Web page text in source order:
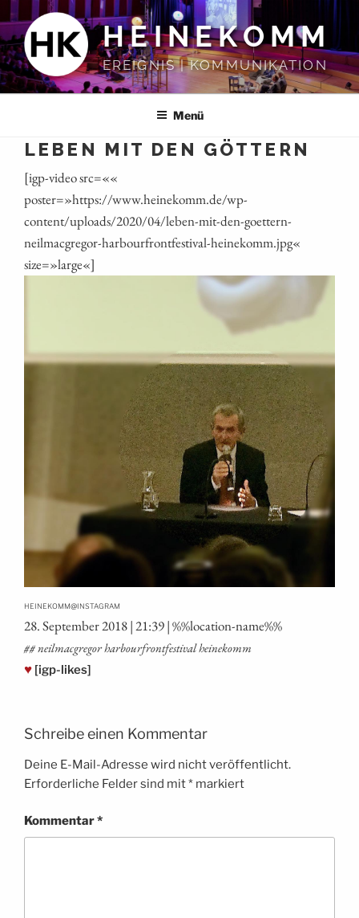
Inhalt
springen
HEINEKOMM
EREIGNIS | KOMMUNIKATION
Menü
LEBEN MIT DEN GÖTTERN
[igp-video src=««
poster=»https://www.heinekomm.de/wp-
content/uploads/2020/04/leben-mit-den-goettern-
neilmacgregor-harbourfrontfestival-heinekomm.jpg«
size=»large«]
HEINEKOMM@INSTAGRAM
28. Sep­tem­ber 2018 | 21:39 | %%loca­ti­on-name%%
## neil­mac­gre­gor har­bourfront­fes­ti­val heinekomm
♥ [igp-likes]
Schreibe einen Kommentar
Deine E-Mail-Adresse wird nicht veröffentlicht.
Erforderliche Felder sind mit* markiert
Kommentar*